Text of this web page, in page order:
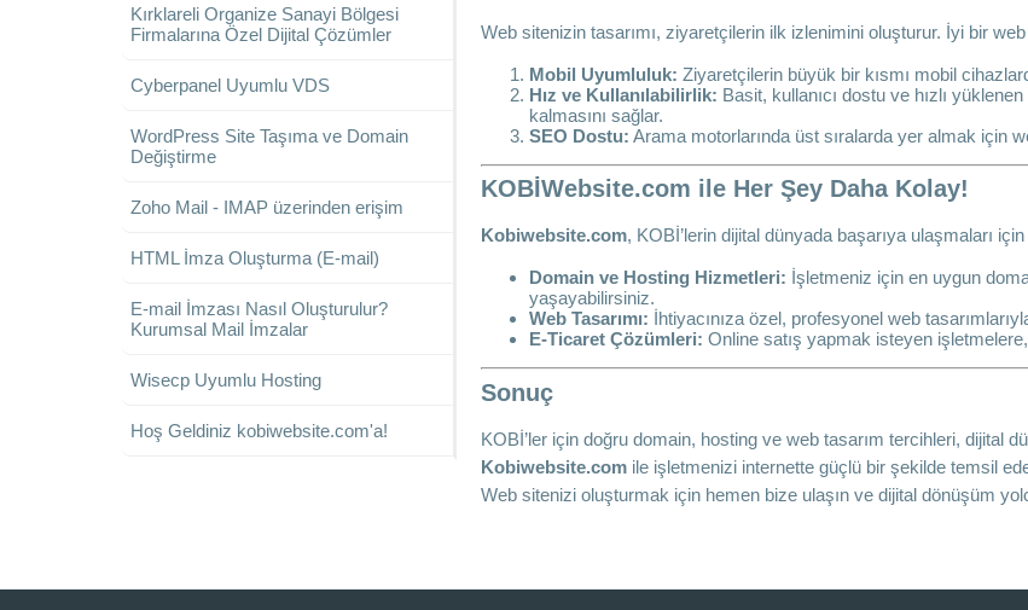
Web sitenizin tasarımı, ziyaretçilerin ilk izlenimini oluşturur. İyi bir web
Mobil Uyumluluk: Ziyaretçilerin büyük bir kısmı mobil
Hız ve Kullanılabilirlik: Basit, kullanıcı dostu ve hızlı
kalmasını sağlar.
SEO Dostu: Arama motorlarında üst sıralarda yer almak için
KOBİWebsite.com ile Her Şey Daha Kolay!
Kobiwebsite.com, KOBİ’lerin dijital dünyada başarıya ulaşmaları
Domain ve Hosting Hizmetleri: İşletmeniz için en uygun
yaşayabilirsiniz.
Web Tasarımı: İhtiyacınıza özel, profesyonel web
E-Ticaret Çözümleri: Online satış yapmak isteyen
Sonuç
KOBİ’ler için doğru domain, hosting ve web tasarım tercihleri, dijital
Kobiwebsite.comile işletmenizi internette güçlü bir şekilde temsil
Web sitenizi oluşturmak için hemen bize ulaşın ve dijital dönüşüm
Kırklareli Organize Sanayi Bölgesi
Firmalarına Özel Dijital Çözümler
Cyberpanel Uyumlu VDS
WordPress Site Taşıma ve Domain
Değiştirme
Zoho Mail - IMAP üzerinden erişim
HTML İmza Oluşturma (E-mail)
E-mail İmzası Nasıl Oluşturulur?
Kurumsal Mail İmzalar
Wisecp Uyumlu Hosting
Hoş Geldiniz kobiwebsite.com'a!